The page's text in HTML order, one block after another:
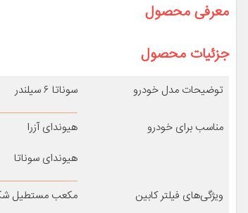
معرفی محصول
جزئیات محصول
توضیحات مدل خودرو سوناتا ۶ سیلندر
مناسب برای خودرو
هیوندای آزرا
هیوندای سوناتا
ویژگی‌های فیلتر کابین مکعب مستطیل